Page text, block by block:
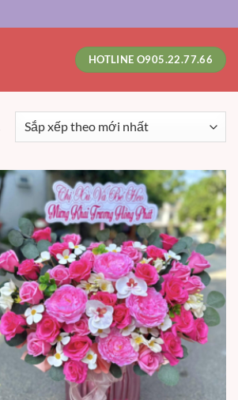
HOTLINE O905.22.77.66